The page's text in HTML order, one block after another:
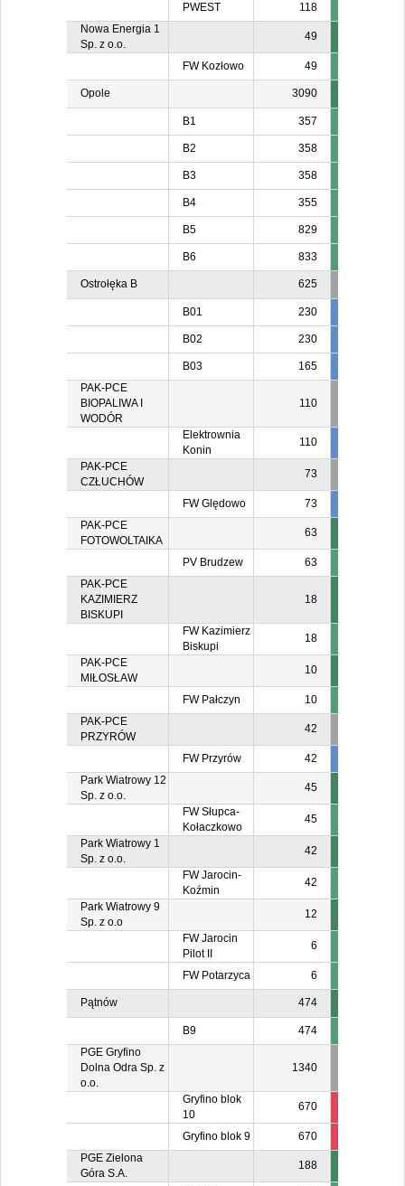
PWEST 118
Nowa Energia 1
Sp. z o.o.
49
FW Kozłowo 49
Opole 3090
B1 357
B2 358
B3 358
B4 355
B5 829
B6 833
Ostrołęka B 625
B01 230
B02 230
B03 165
PAK-PCE
BIOPALIWA I
WODÓR
110
Elektrownia
Konin
110
PAK-PCE
CZŁUCHÓW
73
FW Ględowo 73
PAK-PCE
FOTOWOLTAIKA
63
PV Brudzew
63
PAK-PCE
KAZIMIERZ
BISKUPI
18
FW Kazimierz
Biskupi
18
PAK-PCE
MIŁOSŁAW
10
FW Pałczyn
10
PAK-PCE
PRZYRÓW
42
FW Przyrów 42
Park Wiatrowy 12
Sp. z o.o.
45
FW Słupca-
Kołaczkowo
45
Park Wiatrowy 1
Sp. z o.o.
42
FW Jarocin-
Koźmin
42
Park Wiatrowy 9
Sp. z o.o
12
FW Jarocin
Pilot II
6
FW Potarzyca 6
Pątnów 474
B9 474
PGE Gryfino
Dolna Odra Sp. z
o.o.
1340
Gryfino blok
10
670
Gryfino blok 9 670
PGE Zielona
Góra S.A.
188